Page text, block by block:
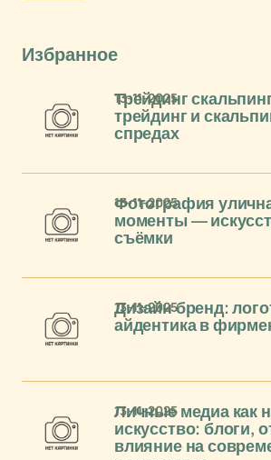
Избранное
Трейдинг
трейдинг и
спредах
13-11-2025
Фотография
моменты —
съёмки
13-11-2025
Дизайн бренд:
айдентика в
13-11-2025
Личные медиа как
искусство: блоги,
влияние на
13-11-2025